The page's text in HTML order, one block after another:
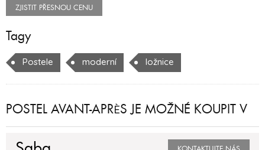
ZJISTIT PŘESNOU CENU
Tagy
Postele moderní ložnice
POSTEL AVANT-APRÈS JE MOŽNÉ KOUPIT V